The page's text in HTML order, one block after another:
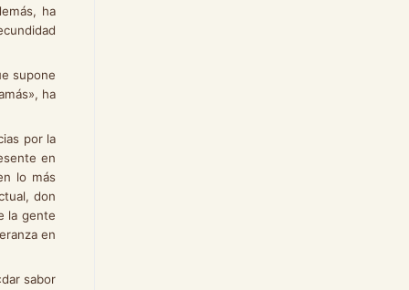
ha
supone
ha
por la
en
lo más
don
la gente
en
sabor